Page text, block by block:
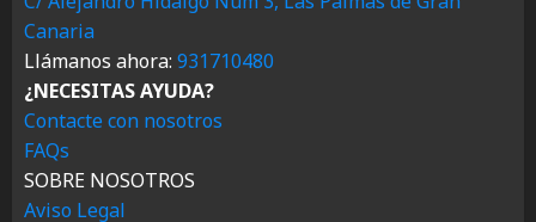
Canaria
Llámanos ahora: 931710480
¿NECESITAS AYUDA?
Contacte con nosotros
FAQs
SOBRE NOSOTROS
Aviso Legal